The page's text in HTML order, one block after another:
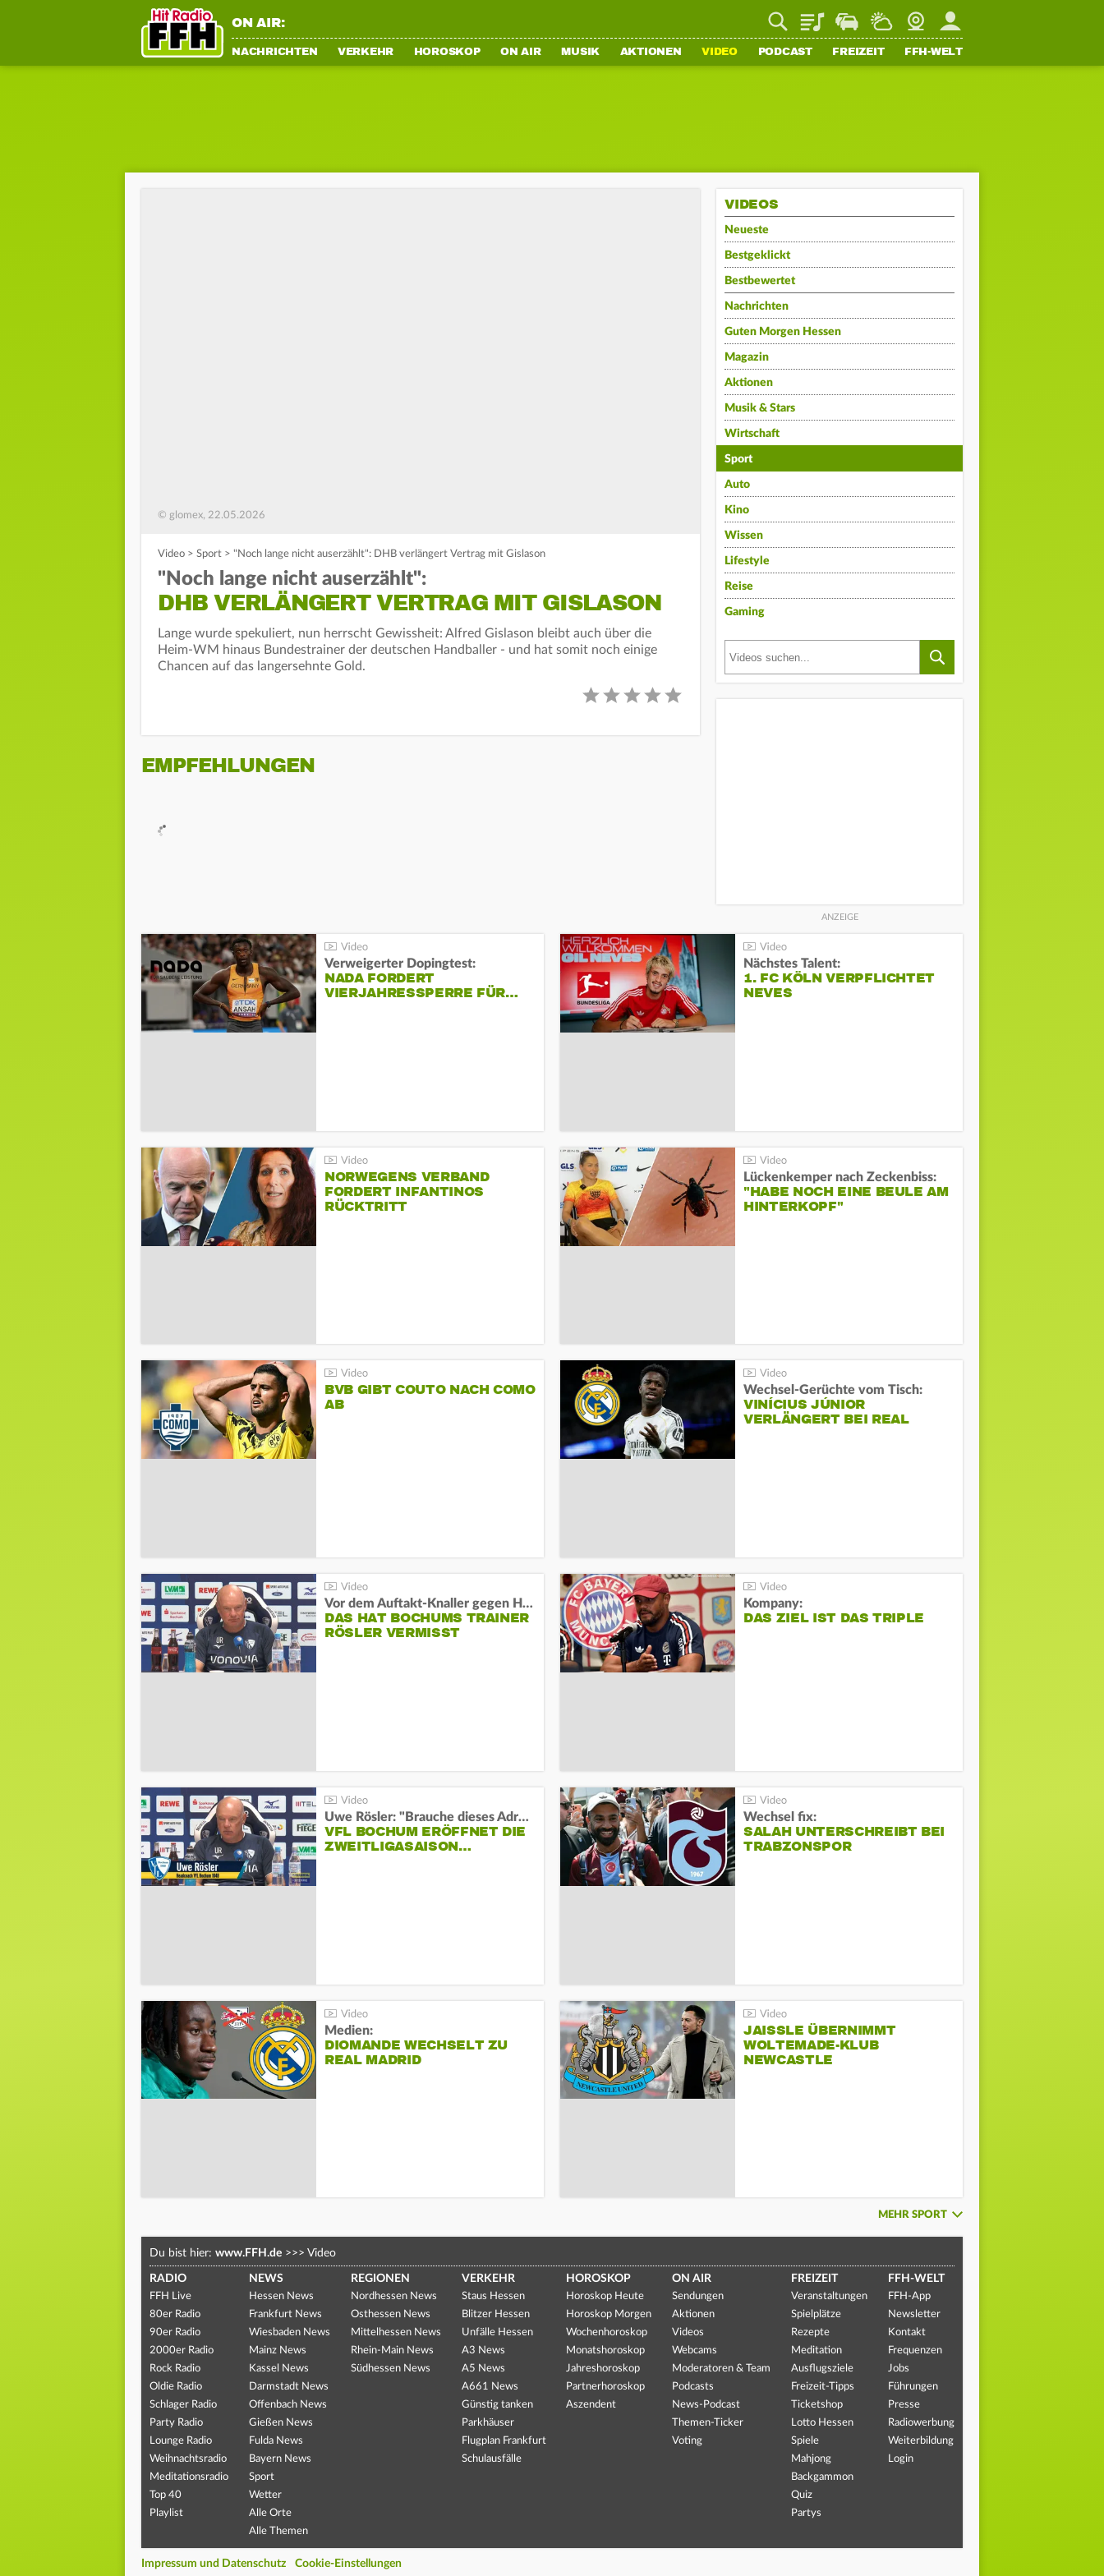
ON AIR: PlaylistStaupilotWetterWebcamMein FFH
NACHRICHTEN VERKEHR HOROSKOP ON AIR MUSIK AKTIONEN VIDEO PODCAST FREIZEIT FFH-WELT
© glomex, 22.05.2026
Video > Sport > "Noch lange nicht auserzählt": DHB verlängert Vertrag mit Gislason
"Noch lange nicht auserzählt":
DHB VERLÄNGERT VERTRAG MIT GISLASON
Lange wurde spekuliert, nun herrscht Gewissheit: Alfred Gislason bleibt auch über die
Heim-WM hinaus Bundestrainer der deutschen Handballer - und hat somit noch einige
Chancen auf das langersehnte Gold.
EMPFEHLUNGEN
VIDEOS
Neueste
Bestgeklickt
Bestbewertet
Nachrichten
Guten Morgen Hessen
Magazin
Aktionen
Musik & Stars
Wirtschaft
Sport
Auto
Kino
Wissen
Lifestyle
Reise
Gaming
Verweigerter Dopingtest:
NADA FORDERT
VIERJAHRESSPERRE FÜR…
Nächstes Talent:
1. FC KÖLN VERPFLICHTET
NEVES
NORWEGENS VERBAND
FORDERT INFANTINOS
RÜCKTRITT
Lückenkemper nach Zeckenbiss:
"HABE NOCH EINE BEULE AM
HINTERKOPF"
BVB GIBT COUTO NACH COMO
AB
Wechsel-Gerüchte vom Tisch:
VINÍCIUS JÚNIOR
VERLÄNGERT BEI REAL
Vor dem Auftakt-Knaller gegen Hertha:
DAS HAT BOCHUMS TRAINER
RÖSLER VERMISST
Kompany:
DAS ZIEL IST DAS TRIPLE
Uwe Rösler: "Brauche dieses Adrenalin"
VFL BOCHUM ERÖFFNET DIE
ZWEITLIGASAISON…
Wechsel fix:
SALAH UNTERSCHREIBT BEI
TRABZONSPOR
Medien:
DIOMANDE WECHSELT ZU
REAL MADRID
JAISSLE ÜBERNIMMT
WOLTEMADE-KLUB
NEWCASTLE
MEHR SPORT
Du bist hier: www.FFH.de >>> Video
RADIO
FFH Live
80er Radio
90er Radio
2000er Radio
Rock Radio
Oldie Radio
Schlager Radio
Party Radio
Lounge Radio
Weihnachtsradio
Meditationsradio
Top 40
Playlist
NEWS
Hessen News
Frankfurt News
Wiesbaden News
Mainz News
Kassel News
Darmstadt News
Offenbach News
Gießen News
Fulda News
Bayern News
Sport
Wetter
Alle Orte
Alle Themen
REGIONEN
Nordhessen News
Osthessen News
Mittelhessen News
Rhein-Main News
Südhessen News
VERKEHR
Staus Hessen
Blitzer Hessen
Unfälle Hessen
A3 News
A5 News
A661 News
Günstig tanken
Parkhäuser
Flugplan Frankfurt
Schulausfälle
HOROSKOP
Horoskop Heute
Horoskop Morgen
Wochenhoroskop
Monatshoroskop
Jahreshoroskop
Partnerhoroskop
Aszendent
ON AIR
Sendungen
Aktionen
Videos
Webcams
Moderatoren & Team
Podcasts
News-Podcast
Themen-Ticker
Voting
FREIZEIT
Veranstaltungen
Spielplätze
Rezepte
Meditation
Ausflugsziele
Freizeit-Tipps
Ticketshop
Lotto Hessen
Spiele
Mahjong
Backgammon
Quiz
Partys
FFH-WELT
FFH-App
Newsletter
Kontakt
Frequenzen
Jobs
Führungen
Presse
Radiowerbung
Weiterbildung
Login
Impressum und Datenschutz Cookie-Einstellungen